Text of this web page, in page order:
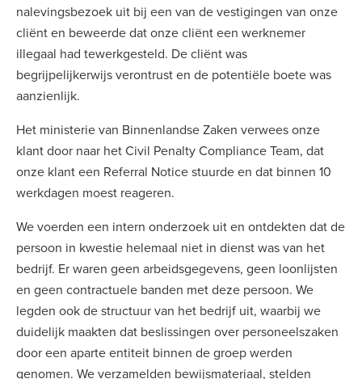
nalevingsbezoek uit bij een van de vestigingen van onze
cliënt en beweerde dat onze cliënt een werknemer
illegaal had tewerkgesteld. De cliënt was
begrijpelijkerwijs verontrust en de potentiële boete was
aanzienlijk.
Het ministerie van Binnenlandse Zaken verwees onze
klant door naar het Civil Penalty Compliance Team, dat
onze klant een Referral Notice stuurde en dat binnen 10
werkdagen moest reageren.
We voerden een intern onderzoek uit en ontdekten dat de
persoon in kwestie helemaal niet in dienst was van het
bedrijf. Er waren geen arbeidsgegevens, geen loonlijsten
en geen contractuele banden met deze persoon. We
legden ook de structuur van het bedrijf uit, waarbij we
duidelijk maakten dat beslissingen over personeelszaken
door een aparte entiteit binnen de groep werden
genomen. We verzamelden bewijsmateriaal, stelden